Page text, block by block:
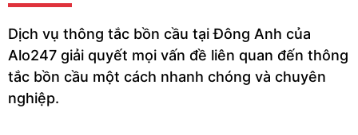
Dịch vụ thông tắc bồn cầu tại Đông Anh của
Alo247 giải quyết mọi vấn đề liên quan đến thông
tắc bồn cầu một cách nhanh chóng và chuyên
nghiệp.